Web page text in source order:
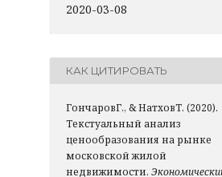
2020-03-08
КАК ЦИТИРОВАТЬ
ГончаровГ., & НатховТ. (2020).
Текстуальный анализ
ценообразования на рынке
московской жилой
недвижимости.